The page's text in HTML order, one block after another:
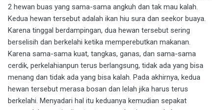
2 hewan buas yang sama-sama angkuh dan tak mau kalah.
Kedua hewan tersebut adalah ikan hiu sura dan seekor buaya.
Karena tinggal berdampingan, dua hewan tersebut sering
berselisih dan berkelahi ketika memperebutkan makanan.
Karena sama-sama kuat, tangkas, ganas, dan sama-sama
cerdik, perkelahianpun terus berlangsung, tidak ada yang bisa
menang dan tidak ada yang bisa kalah. Pada akhirnya, kedua
hewan tersebut merasa bosan dan lelah jika harus terus
berkelahi. Menyadari hal itu keduanya kemudian sepakat